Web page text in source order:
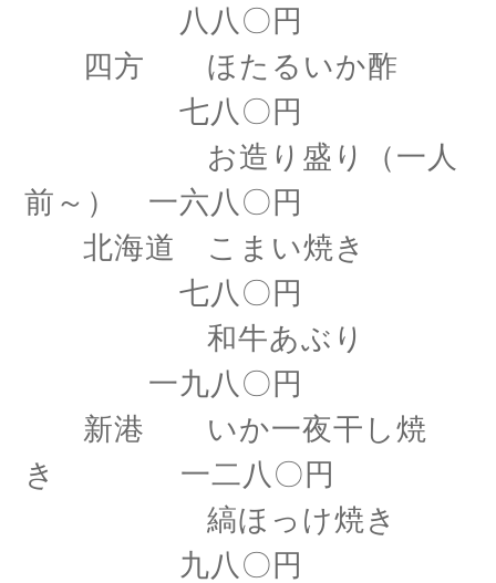
八八〇円
四方 ほたるいか酢
七八〇円
お造り盛り（一人
前～） 一六八〇円
北海道 こまい焼き
七八〇円
和牛あぶり
一九八〇円
新港 いか一夜干し焼
き 一二八〇円
縞ほっけ焼き
九八〇円